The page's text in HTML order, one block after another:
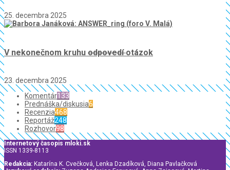
25. decembra 2025
V nekonečnom kruhu odpovedíotázok
23. decembra 2025
Komentár133
Prednáška/diskusia6
Recenzia468
Reportáž248
Rozhovor98
Internetový časopis mloki.sk
ISSN 1339-8113
Redakcia: Katarína K. Cvečková, Lenka Dzadíková, Diana Pavlačková